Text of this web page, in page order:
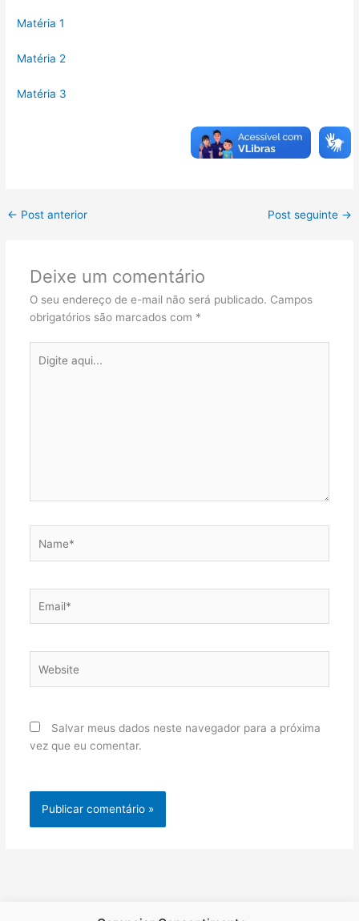
Matéria 1
Matéria 2
Matéria 3
← Post anterior Post seguinte →
Deixe um comentário
O seu endereço de e-mail não será publicado. Campos
obrigatórios são marcados com *
aqui...
Salvar meus dados neste navegador para a próxima
vez que eu comentar.